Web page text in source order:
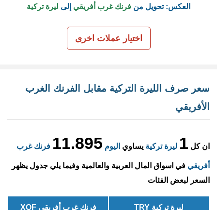
العكس: تحويل من فرنك غرب أفريقي إلى ليرة تركية
اختيار عملات اخرى
سعر صرف الليرة التركية مقابل الفرنك الغرب
الأفريقي
ان كل 1 ليرة تركية يساوي اليوم 11.895 فرنك غرب
أفريقي في اسواق المال العربية والعالمية وفيما يلي جدول يظهر
السعر لبعض الفئات
ليرة تركية TRY فرنك غرب أفريقي XOF